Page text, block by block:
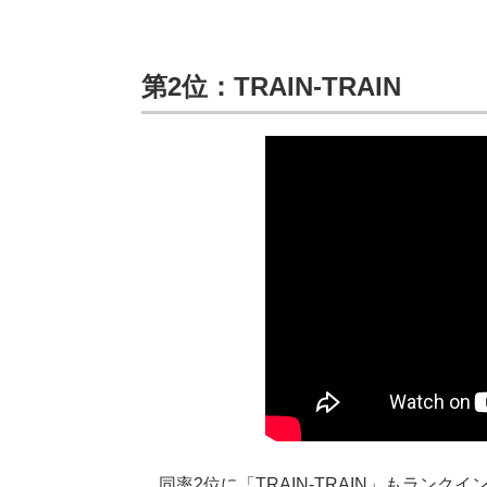
第2位：TRAIN-TRAIN